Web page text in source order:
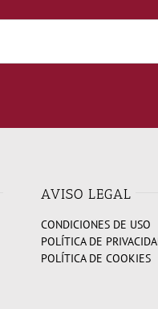
AVISO LEGAL
CONDICIONES DE USO
POLÍTICA DE
POLÍTICA DE COOKIES